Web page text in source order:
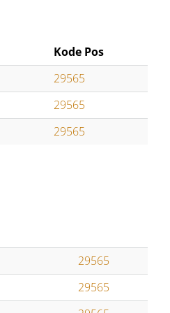
Kode Pos
29565
29565
29565
29565
29565